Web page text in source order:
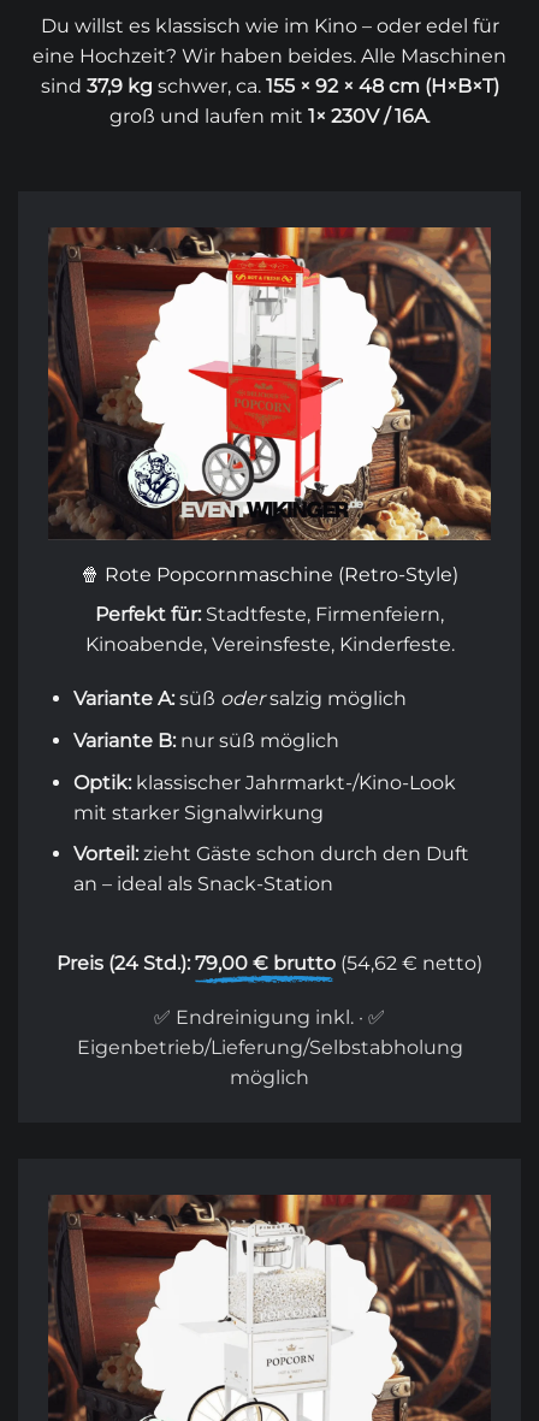
Du willst es klassisch wie im Kino – oder edel für
eine Hochzeit? Wir haben beides. Alle Maschinen
sind 37,9 kg schwer, ca. 155 × 92 × 48 cm (H×B×T)
groß und laufen mit 1× 230V / 16A.
🍿 Rote Popcornmaschine (Retro-Style)
Perfekt für: Stadtfeste, Firmenfeiern,
Kinoabende, Vereinsfeste, Kinderfeste.
Variante A:süß odersalzig möglich
Variante B:nur süß möglich
Optik:klassischer Jahrmarkt-/Kino-Look
mit starker Signalwirkung
Vorteil:zieht Gäste schon durch den Duft
an – ideal als Snack-Station
Preis (24 Std.): 79,00 € brutto (54,62 € netto)
✅ Endreinigung inkl. · ✅
Eigenbetrieb/Lieferung/Selbstabholung
möglich